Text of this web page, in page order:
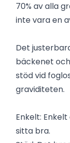
70% av alla
inte vara en
Det
bäckenet
stöd vid
graviditeten.
Enkelt:
sitta bra.